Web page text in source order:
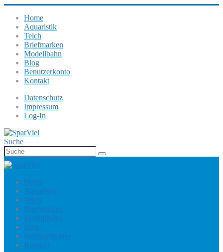
Home
Aquaristik
Teich
Briefmarken
Modellbahn
Blog
Benutzerkonto
Kontakt
Datenschutz
Impressum
Log-In
Suche
Home
Aquaristik
Teich
Briefmarken
Modellbahn
Blog
Benutzerkonto
Kontakt